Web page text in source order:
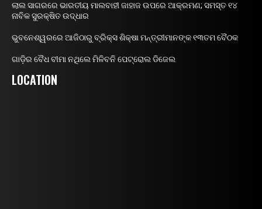
ଲାଲ ସାଗରରେ ଭାରତୀୟ ମାଲବାହୀ ଜାହାଜ ଉପରେ ଆକ୍ରମଣ; ସମସ୍ତ ୧୪
ନାବିକ ସୁରକ୍ଷିତ ଉଦ୍ଧାର
ଭୁବନେଶ୍ୱରରେ ଆଜିଠାରୁ ବ୍ରିକ୍ସ ଶିକ୍ଷା ମନ୍ତ୍ରୀମାନଙ୍କ ୧୩ତମ ବୈଠକ
ଗାଡ଼ିର ବୈଧ ବୀମା ନଥିଲେ ମିଳିବନି ପେଟ୍ରୋଲ ଡିଜେଲ
LOCATION